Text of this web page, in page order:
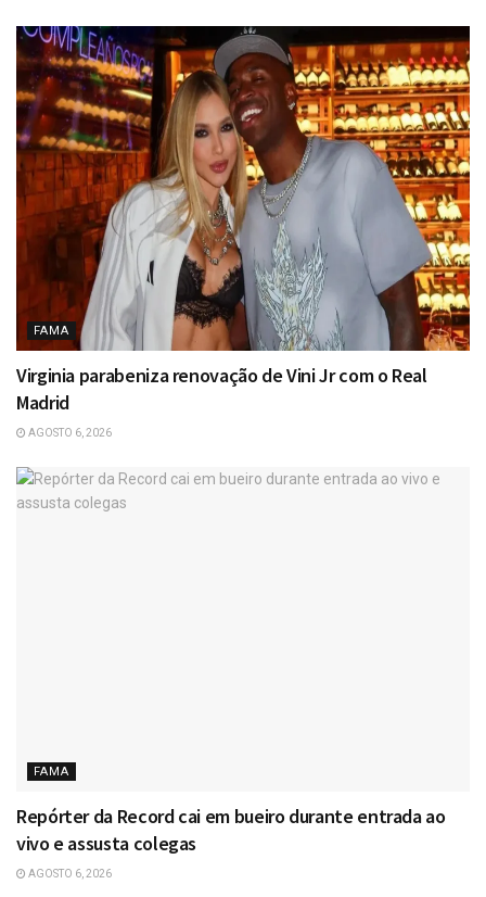
FAMA
Virginia parabeniza renovação de Vini Jr com o Real
Madrid
AGOSTO 6, 2026
FAMA
Repórter da Record cai em bueiro durante entrada ao
vivo e assusta colegas
AGOSTO 6, 2026